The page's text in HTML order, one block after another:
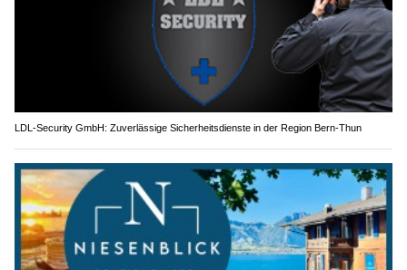
LDL-Security GmbH: Zuverlässige Sicherheitsdienste in der Region Bern-Thun